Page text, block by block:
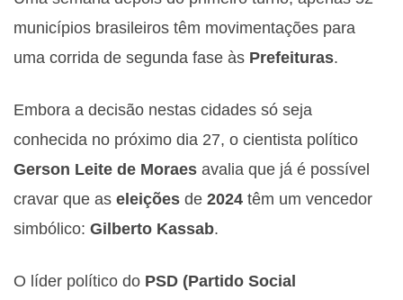
municípios brasileiros têm movimentações para
uma corrida de segunda fase às Prefeituras.
Embora a decisão nestas cidades só seja
conhecida no próximo dia 27, o cientista político
Gerson Leite de Moraes avalia que já é possível
cravar que as eleições de 2024 têm um vencedor
simbólico: Gilberto Kassab.
O líder político do PSD (Partido Social